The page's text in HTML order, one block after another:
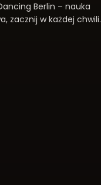
Berlin – nauka
zacznij w każdej chwili.